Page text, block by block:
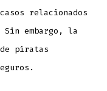
relacionados
embargo, la
piratas